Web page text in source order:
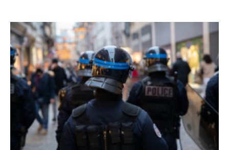
sa
dissolution
Identification
individuelle
des
policiers
et
gendarmes
Conseil